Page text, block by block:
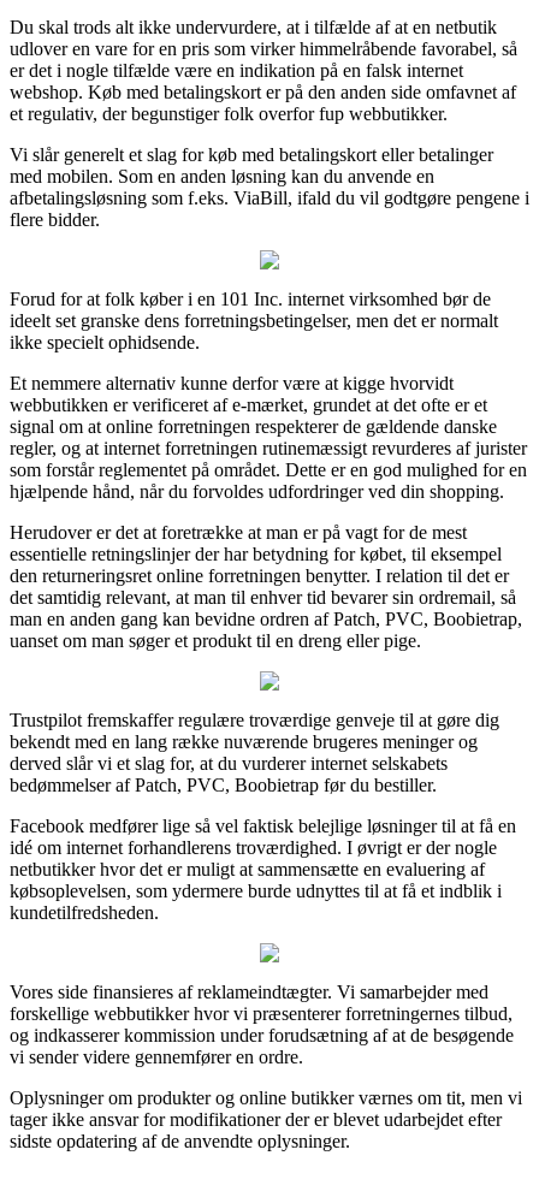
Du skal trods alt ikke undervurdere, at i tilfælde af at en netbutik
udlover en vare for en pris som virker himmelråbende favorabel, så
er det i nogle tilfælde være en indikation på en falsk internet
webshop. Køb med betalingskort er på den anden side omfavnet af
et regulativ, der begunstiger folk overfor fup webbutikker.
Vi slår generelt et slag for køb med betalingskort eller betalinger
med mobilen. Som en anden løsning kan du anvende en
afbetalingsløsning som f.eks. ViaBill, ifald du vil godtgøre pengene i
flere bidder.
Forud for at folk køber i en 101 Inc. internet virksomhed bør de
ideelt set granske dens forretningsbetingelser, men det er normalt
ikke specielt ophidsende.
Et nemmere alternativ kunne derfor være at kigge hvorvidt
webbutikken er verificeret af e-mærket, grundet at det ofte er et
signal om at online forretningen respekterer de gældende danske
regler, og at internet forretningen rutinemæssigt revurderes af jurister
som forstår reglementet på området. Dette er en god mulighed for en
hjælpende hånd, når du forvoldes udfordringer ved din shopping.
Herudover er det at foretrække at man er på vagt for de mest
essentielle retningslinjer der har betydning for købet, til eksempel
den returneringsret online forretningen benytter. I relation til det er
det samtidig relevant, at man til enhver tid bevarer sin ordremail, så
man en anden gang kan bevidne ordren af Patch, PVC, Boobietrap,
uanset om man søger et produkt til en dreng eller pige.
Trustpilot fremskaffer regulære troværdige genveje til at gøre dig
bekendt med en lang række nuværende brugeres meninger og
derved slår vi et slag for, at du vurderer internet selskabets
bedømmelser af Patch, PVC, Boobietrap før du bestiller.
Facebook medfører lige så vel faktisk belejlige løsninger til at få en
idé om internet forhandlerens troværdighed. I øvrigt er der nogle
netbutikker hvor det er muligt at sammensætte en evaluering af
købsoplevelsen, som ydermere burde udnyttes til at få et indblik i
kundetilfredsheden.
Vores side finansieres af reklameindtægter. Vi samarbejder med
forskellige webbutikker hvor vi præsenterer forretningernes tilbud,
og indkasserer kommission under forudsætning af at de besøgende
vi sender videre gennemfører en ordre.
Oplysninger om produkter og online butikker værnes om tit, men vi
tager ikke ansvar for modifikationer der er blevet udarbejdet efter
sidste opdatering af de anvendte oplysninger.